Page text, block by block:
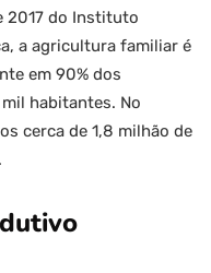
2017 do Instituto
a agricultura familiar é
em 90% dos
habitantes. No
cerca de 1,8 milhão de